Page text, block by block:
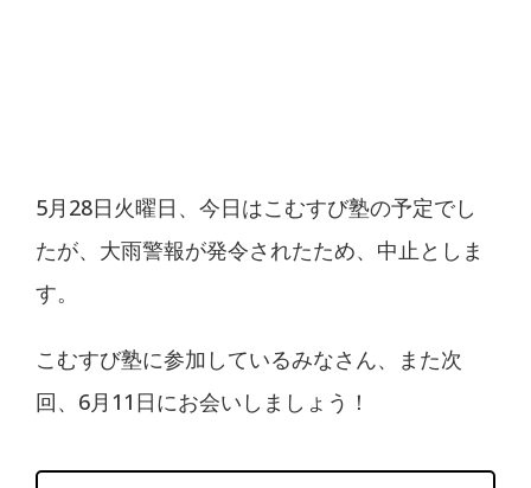
5月28日火曜日、今日はこむすび塾の予定でし
たが、大雨警報が発令されたため、中止としま
す。
こむすび塾に参加しているみなさん、また次
回、6月11日にお会いしましょう！